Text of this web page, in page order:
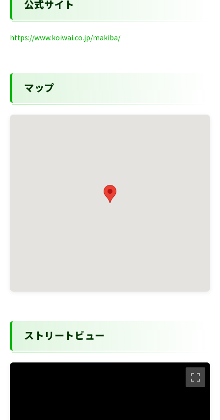
公式サイト
https://www.koiwai.co.jp/makiba/
マップ
ストリートビュー